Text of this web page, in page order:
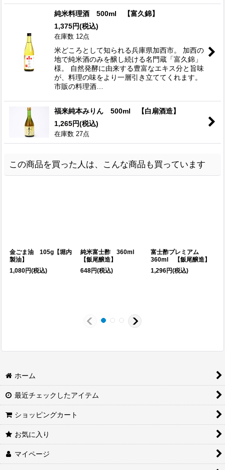
純米料理酒 500ml 【富久錦】
1,375円(税込)
在庫数 12点
米どころとして知られる兵庫県加西市。 加西の
地で純米酒のみを醸し続ける名門蔵「富久錦」
様。 自然発酵に由来する豊富なエキス分と旨味
が、料理の味をより一層引き立ててくれます。
市販の料理酒…
福来純本みりん 500ml 【白扇酒造】
1,265円(税込)
在庫数 27点
この商品を買った人は、こんな商品も買っています
金ごま油 105g【堀内
製油】
1,080円(税込)
純米富士酢 360ml
【飯尾醸造】
648円(税込)
富士酢プレミアム
360ml 【飯尾醸造】
1,296円(税込)
ホーム
最近チェックしたアイテム
ショッピングカート
お気に入り
マイページ